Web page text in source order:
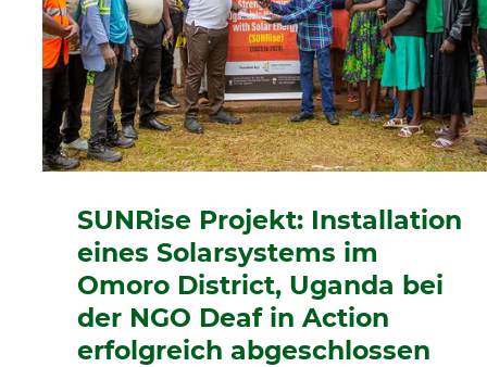
SUNRise Projekt: Installation
eines Solarsystems im
Omoro District, Uganda bei
der NGO Deaf in Action
erfolgreich abgeschlossen